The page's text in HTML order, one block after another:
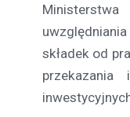
składek od